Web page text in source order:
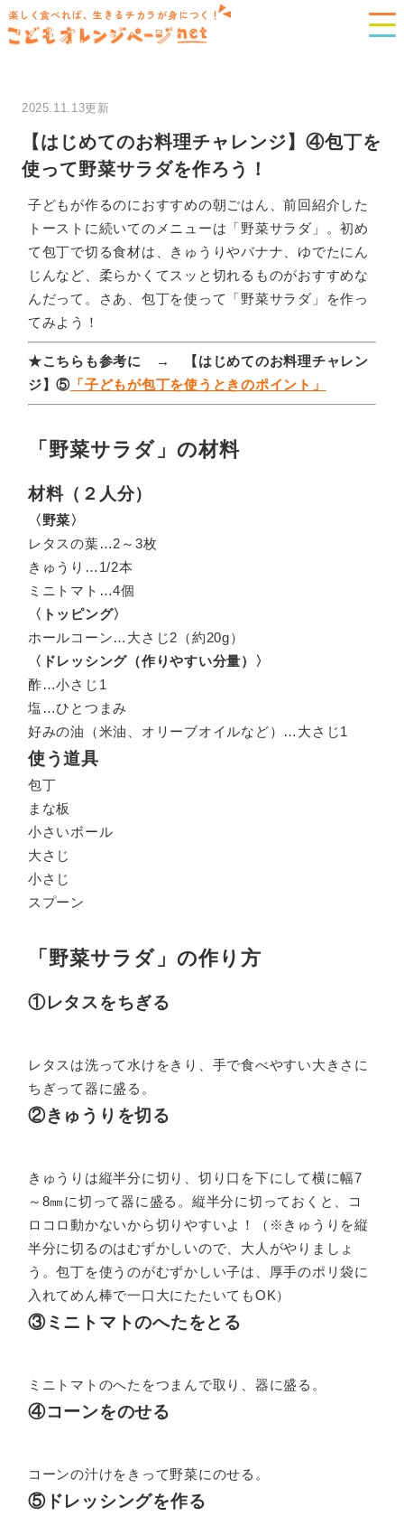
楽しく食べれば、生きるチカラが身につく！
2025.11.13更新
【はじめてのお料理チャレンジ】④包丁を
使って野菜サラダを作ろう！
子どもが作るのにおすすめの朝ごはん、前回紹介した
トーストに続いてのメニューは「野菜サラダ」。初め
て包丁で切る食材は、きゅうりやバナナ、ゆでたにん
じんなど、柔らかくてスッと切れるものがおすすめな
んだって。さあ、包丁を使って「野菜サラダ」を作っ
てみよう！
★こちらも参考に → 【はじめてのお料理チャレン
ジ】⑤ 「子どもが包丁を使うときのポイント」
「野菜サラダ」の材料
材料（２人分）
〈野菜〉
レタスの葉…2～3枚
きゅうり…1/2本
ミニトマト…4個
〈トッピング〉
ホールコーン…大さじ2（約20g）
〈ドレッシング（作りやすい分量）〉
酢…小さじ1
塩…ひとつまみ
好みの油（米油、オリーブオイルなど）…大さじ1
使う道具
包丁
まな板
小さいボール
大さじ
小さじ
スプーン
「野菜サラダ」の作り方
①レタスをちぎる
レタスは洗って水けをきり、手で食べやすい大きさに
ちぎって器に盛る。
②きゅうりを切る
きゅうりは縦半分に切り、切り口を下にして横に幅7
～8㎜に切って器に盛る。縦半分に切っておくと、コ
ロコロ動かないから切りやすいよ！（※きゅうりを縦
半分に切るのはむずかしいので、大人がやりましょ
う。包丁を使うのがむずかしい子は、厚手のポリ袋に
入れてめん棒で一口大にたたいてもOK）
③ミニトマトのへたをとる
ミニトマトのへたをつまんで取り、器に盛る。
④コーンをのせる
コーンの汁けをきって野菜にのせる。
⑤ドレッシングを作る